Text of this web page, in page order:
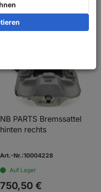
NB PARTS Bremssattel
hinten rechts
Art.-Nr.:10004228
Auf Lager
750,50 €